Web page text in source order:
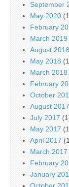
September
May 2020
February
March 2019
August 2018
May 2018
March 2018
February
October
August 2017
July 2017
May 2017
April 2017
March 2017
February
January